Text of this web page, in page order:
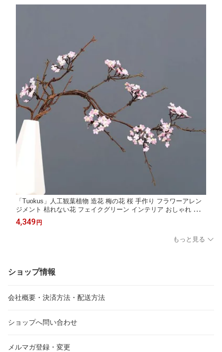
「Tuokus」人工観葉植物 造花 梅の花 桜 手作り フラワーアレン
ジメント 枯れない花 フェイクグリーン インテリア おしゃれ グリ
ーン デコレーション 枯れない 本物 癒しの
4,349 円
もっと見る
ショップ情報
会社概要・決済方法・配送方法
ショップへ問い合わせ
メルマガ登録・変更